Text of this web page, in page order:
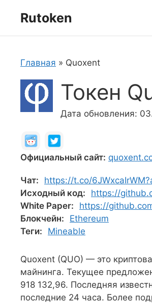
Rutoken
Главная » Quoxent
Токен
Дата обновления:
Официальный сайт:
Чат: https://t.co/
Исходный код:
https://
White Paper:
https://
Блокчейн:
Ethereum
Теги:
Mineable
Quoxent (QUO) — это
майнинга. Текущее
918 132,96. Последняя
последние 24 часа. Более